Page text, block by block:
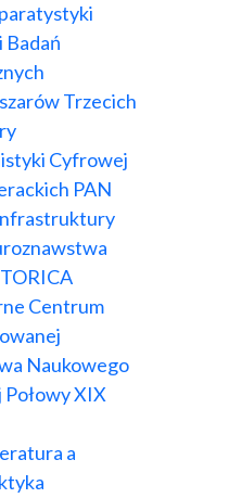
Badań
Trzecich
Cyfrowej
PAN
Centrum
Naukowego
XIX
a